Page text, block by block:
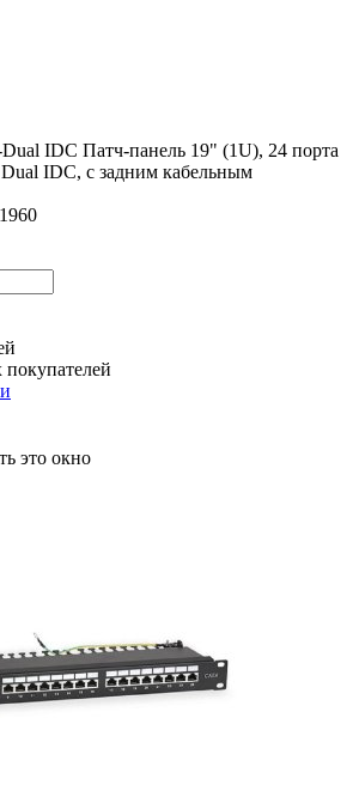
IDC Патч-панель 19" (1U), 24 порта
Dual IDC, с задним кабельным
это окно